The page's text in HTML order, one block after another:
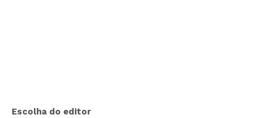
Escolha do editor